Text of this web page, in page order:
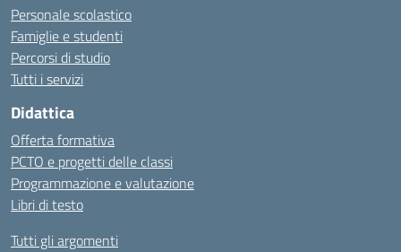
Personale scolastico
Famiglie e studenti
Percorsi di studio
Tutti i servizi
Didattica
Offerta formativa
PCTO e progetti delle classi
Programmazione e valutazione
Libri di testo
Tutti gli argomenti